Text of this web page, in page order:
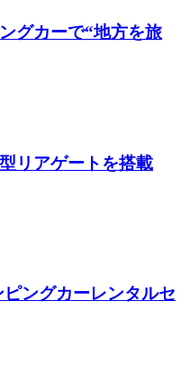
グカーで“地方を旅
リアゲートを搭載
ングカーレンタルセ